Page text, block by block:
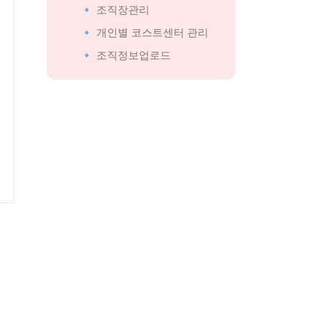
🔹 조직장관리
🔹 개인별 코스트센터 관리
🔹 조직정보업로드